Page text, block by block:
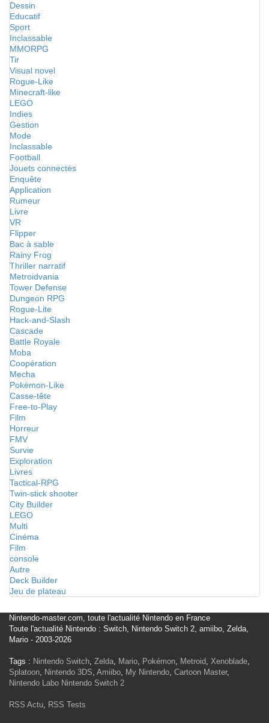
Dessin
Educatif
Sport
Inclassable
MMORPG
Tir
Visual novel
Rogue-Like
Minecraft-like
LEGO
Indies
Gestion
Mode
Inclassable
Football
Jouets connectés
Enquête
Application
Rumeur
Livre
VR
Flipper
Bac à sable
Rainy Frog
Thriller narratif
Metroidvania
Tower Defense
Dungeon RPG
Rogue-Lite
Hack-and-Slash
Cascade
Battle Royale
Moba
Coopération
Mecha
Pokémon-Like
Casse-tête
Free-to-Play
Film
Horreur
FMV
Survie
Exploration
Livres
Tactical-RPG
Twin-stick shooter
City Builder
LEGO
Multi
Cinéma
Film
console
Autre
Deck Builder
Jeu de plateau
Nintendo-master.com, toute l'actualité Nintendo en France
Toute l'actualité Nintendo : Switch, Nintendo Switch 2, amiibo, Zelda,
Mario - 2003-2026
Tags : Nintendo Switch, Zelda, Mario, Pokémon, Metroid, Xenoblade,
Splatoon, Nintendo 3DS, Amiibo, My Nintendo, Cartoon Master,
Nintendo Labo Nintendo Switch 2
RSS Actu, RSS Tests